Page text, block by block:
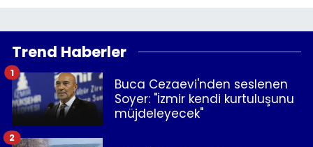
Trend Haberler
Buca Cezaevi'nden seslenen
Soyer: "İzmir kendi kurtuluşunu
müjdeleyecek"
1
2